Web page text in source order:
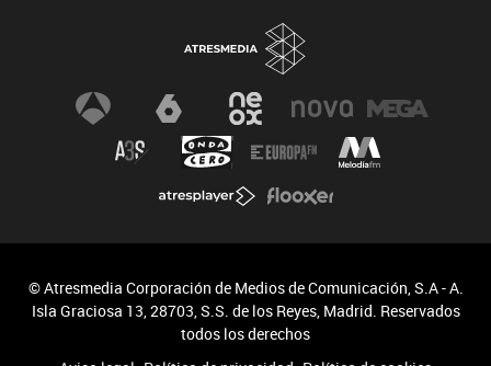
© Atresmedia Corporación de Medios de Comunicación, S.A - A.
Isla Graciosa 13, 28703, S.S. de los Reyes, Madrid. Reservados
todos los derechos